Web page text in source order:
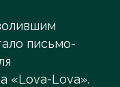
письмо-
«Lova-Lova».